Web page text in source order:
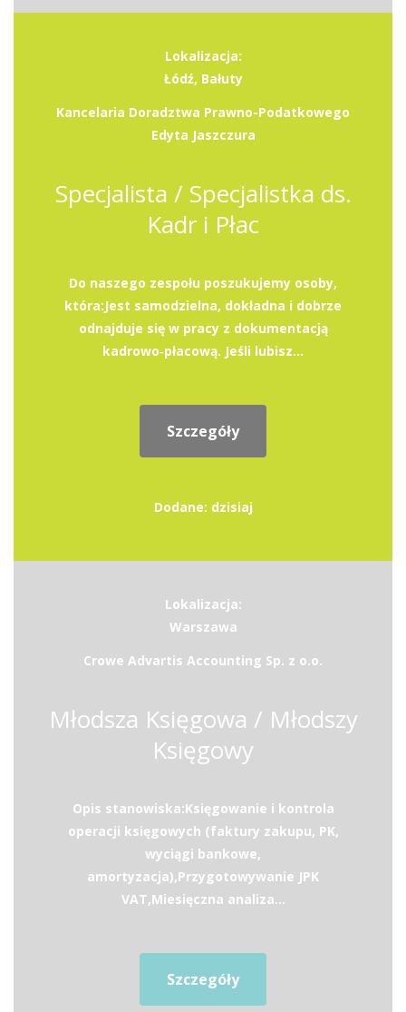
Lokalizacja:
Łódź, Bałuty
Kancelaria Doradztwa Prawno-Podatkowego
Edyta Jaszczura
Specjalista / Specjalistka ds.
Kadr i Płac
Do naszego zespołu poszukujemy osoby,
która:Jest samodzielna, dokładna i dobrze
odnajduje się w pracy z dokumentacją
kadrowo‑płacową. Jeśli lubisz...
Szczegóły
Dodane: dzisiaj
Lokalizacja:
Warszawa
Crowe Advartis Accounting Sp. z o.o.
Młodsza Księgowa / Młodszy
Księgowy
Opis stanowiska:Księgowanie i kontrola
operacji księgowych (faktury zakupu, PK,
wyciągi bankowe,
amortyzacja),Przygotowywanie JPK
VAT,Miesięczna analiza...
Szczegóły